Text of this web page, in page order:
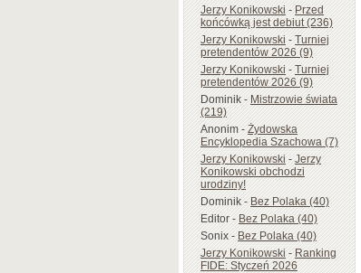
Jerzy Konikowski-Przed
końcówką jest debiut (236)
Jerzy Konikowski-Turniej
pretendentów 2026 (9)
Jerzy Konikowski-Turniej
pretendentów 2026 (9)
Dominik-Mistrzowie świata
(219)
Anonim-Żydowska
Encyklopedia Szachowa (7)
Jerzy Konikowski-Jerzy
Konikowski obchodzi
urodziny!
Dominik-Bez Polaka (40)
Editor-Bez Polaka (40)
Sonix-Bez Polaka (40)
Jerzy Konikowski-Ranking
FIDE: Styczeń 2026